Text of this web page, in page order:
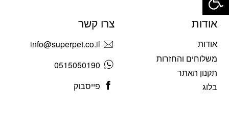
אודות
אודות
משלוחים והחזרות
תקנון האתר
בלוג
צרו קשר
info@superpet.co.il
0515050190
פייסבוק